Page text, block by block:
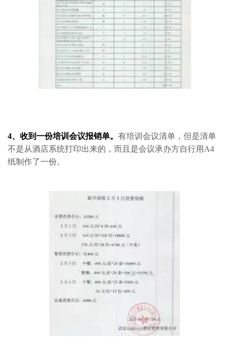
4、收到一份培训会议报销单。 有培训会议清单，但是清单
不是从酒店系统打印出来的，而且是会议承办方自行用A4
纸制作了一份。